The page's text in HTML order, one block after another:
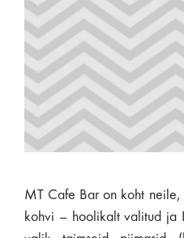
MT Cafe Bar on koht
kohvi – hoolikalt valitud ja